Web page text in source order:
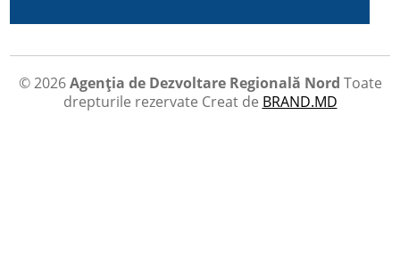
© 2026Agenția de Dezvoltare Regională Nord Toate
drepturile rezervate Creat de BRAND.MD